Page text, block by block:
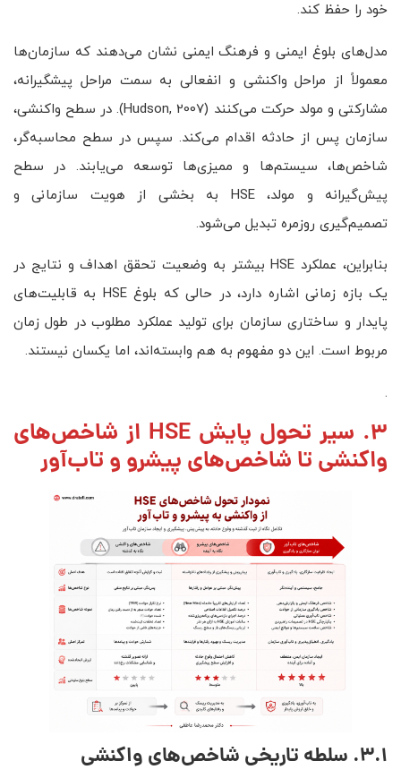
خود را حفظ کند.
مدل‌های بلوغ ایمنی و فرهنگ ایمنی نشان می‌دهند که سازمان‌ها
معمولاً از مراحل واکنشی و انفعالی به سمت مراحل پیشگیرانه،
مشارکتی و مولد حرکت می‌کنند (Hudson, 2007). در سطح واکنشی،
سازمان پس از حادثه اقدام می‌کند. سپس در سطح محاسبه‌گر،
شاخص‌ها، سیستم‌ها و ممیزی‌ها توسعه می‌یابند. در سطح
پیش‌گیرانه و مولد، HSE به بخشی از هویت سازمانی و
تصمیم‌گیری روزمره تبدیل می‌شود.
بنابراین، عملکرد HSE بیشتر به وضعیت تحقق اهداف و نتایج در
یک بازه زمانی اشاره دارد، در حالی که بلوغ HSE به قابلیت‌های
پایدار و ساختاری سازمان برای تولید عملکرد مطلوب در طول زمان
مربوط است. این دو مفهوم به هم وابسته‌اند، اما یکسان نیستند.
.
3. سیر تحول پایش HSE از شاخص‌های
واکنشی تا شاخص‌های پیشرو و تاب‌آور
3.1. سلطه تاریخی شاخص‌های واکنشی